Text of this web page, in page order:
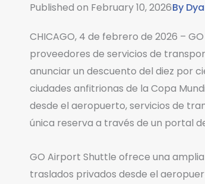
Published on February 10, 2026By
CHICAGO, 4 de febrero de 2026 –
proveedores de servicios de
anunciar un descuento del diez por
ciudades anfitrionas de la Copa
desde el aeropuerto, servicios de
única reserva a través de un portal
GO Airport Shuttle ofrece una
traslados privados desde el